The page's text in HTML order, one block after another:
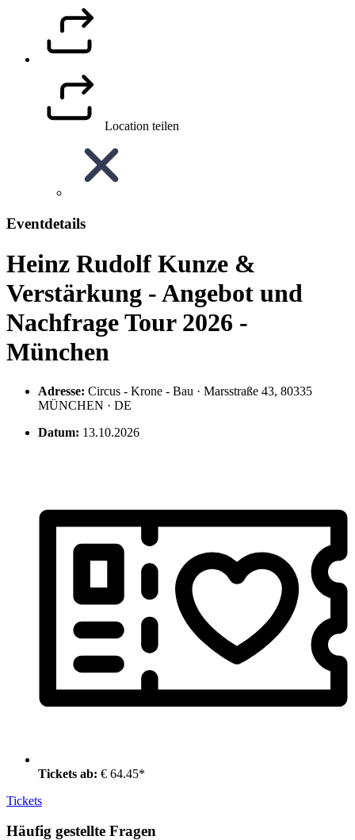
Location teilen
Eventdetails
Heinz Rudolf Kunze &
Verstärkung - Angebot und
Nachfrage Tour 2026 -
München
Adresse: Circus - Krone - Bau · Marsstraße 43, 80335
MÜNCHEN · DE
Datum: 13.10.2026
Tickets ab: € 64.45*
Tickets
Häufig gestellte Fragen